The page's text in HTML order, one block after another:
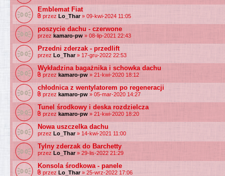
Emblemat Fiat
przez Lo_Thar» 09-kwi-2024 11:05
poszycie dachu - czerwone
przez kamaro-pw » 08-lip-2021 22:43
Przedni zderzak - przedlift
przez Lo_Thar» 17-gru-2022 22:53
Wykładzina bagażnika i schowka dachu
przez kamaro-pw » 21-kwi-2020 18:12
chłodnica z wentylatorem po regeneracji
przez kamaro-pw » 05-mar-2020 14:27
Tunel środkowy i deska rozdzielcza
przez kamaro-pw » 21-kwi-2020 18:20
Nowa uszczelka dachu
przez Lo_Thar» 14-kwi-2021 11:00
Tylny zderzak do Barchetty
przez Lo_Thar » 29-lis-2022 21:29
Konsola środkowa - panele
przez Lo_Thar» 25-wrz-2022 17:06